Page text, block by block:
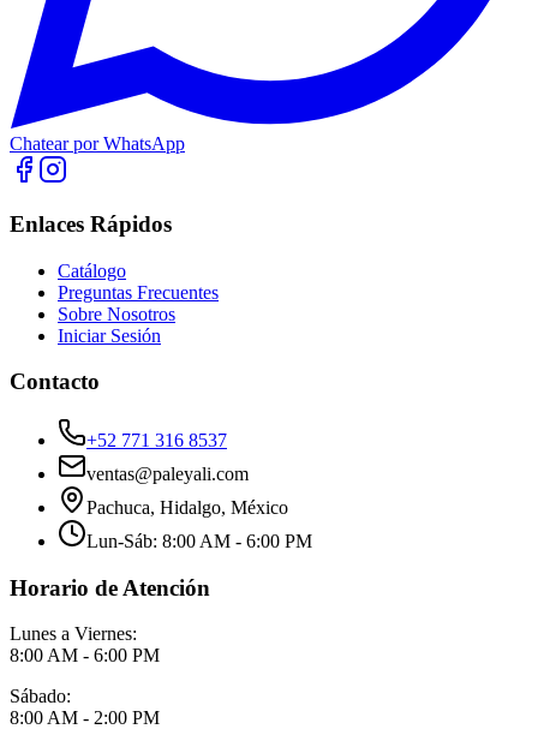
Chatear por WhatsApp
Enlaces Rápidos
Catálogo
Preguntas Frecuentes
Sobre Nosotros
Iniciar Sesión
Contacto
+52 771 316 8537
ventas@paleyali.com
Pachuca, Hidalgo, México
Lun-Sáb: 8:00 AM - 6:00 PM
Horario de Atención
Lunes a Viernes:
8:00 AM - 6:00 PM
Sábado:
8:00 AM - 2:00 PM